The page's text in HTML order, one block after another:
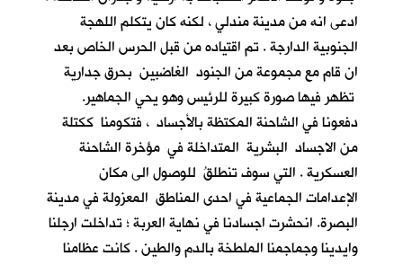
ادعى انه من مدينة مندلي ، لكنه كان يتكلم اللهجة
الجنوبية الدارجة . تم اقتياده من قبل الحرس الخاص بعد
ان قام مع مجموعة من الجنود الغاضبين بحرق جدارية
تظهر فيها صورة كبيرة للرئيس وهو يحي الجماهير.
دفعونا في الشاحنة المكتظة بالأجساد ، فتكومنا ككتلة
من الاجساد البشرية المتداخلة في مؤخرة الشاحنة
العسكرية . التي سوف تنطلقُ للوصول الى مكان
الإعدامات الجماعية في احدى المناطق المعزولة في مدينة
البصرة. انحشرت اجسادنا في نهاية العربة ؛ تداخلت ارجلنا
وايدينا وجماجمنا الملطخة بالدم والطين . كانت عظامنا